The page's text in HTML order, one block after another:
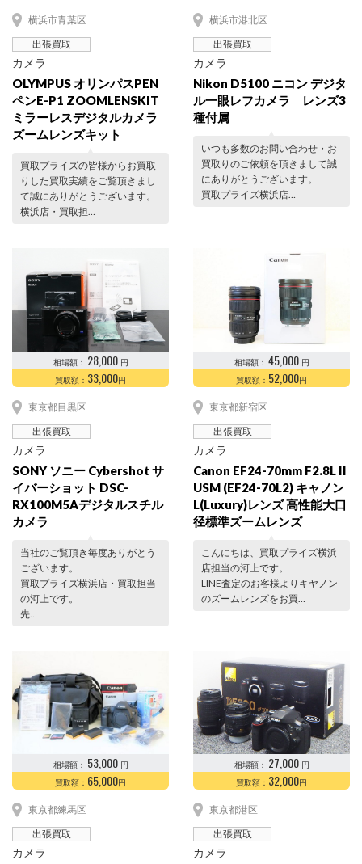
横浜市青葉区
出張買取
カメラ
OLYMPUS オリンパスPEN
ペンE-P1 ZOOMLENSKIT
ミラーレスデジタルカメラ
ズームレンズキット
買取プライズの皆様からお買取
りした買取実績をご覧頂きまし
て誠にありがとうございます。
横浜店・買取担…
横浜市港北区
出張買取
カメラ
Nikon D5100 ニコン デジタ
ル一眼レフカメラ レンズ3
種付属
いつも多数のお問い合わせ・お
買取りのご依頼を頂きまして誠
にありがとうございます。
買取プライズ横浜店…
相場額： 28,000 円
買取額： 33,000円
東京都目黒区
出張買取
カメラ
SONY ソニー Cybershot サ
イバーショット DSC-
RX100M5Aデジタルスチル
カメラ
当社のご覧頂き毎度ありがとう
ございます。
買取プライズ横浜店・買取担当
の河上です。
先…
相場額： 45,000 円
買取額： 52,000円
東京都新宿区
出張買取
カメラ
Canon EF24-70mm F2.8L II
USM (EF24-70L2) キャノン
L(Luxury)レンズ 高性能大口
径標準ズームレンズ
こんにちは、買取プライズ横浜
店担当の河上です。
LINE査定のお客様よりキヤノン
のズームレンズをお買…
相場額： 53,000 円
買取額： 65,000円
東京都練馬区
出張買取
カメラ
相場額： 27,000 円
買取額： 32,000円
東京都港区
出張買取
カメラ